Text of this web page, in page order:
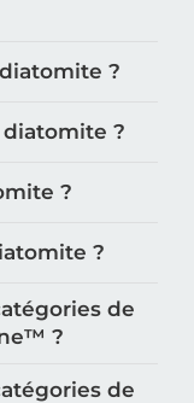
?
?
?
?
de
?
de